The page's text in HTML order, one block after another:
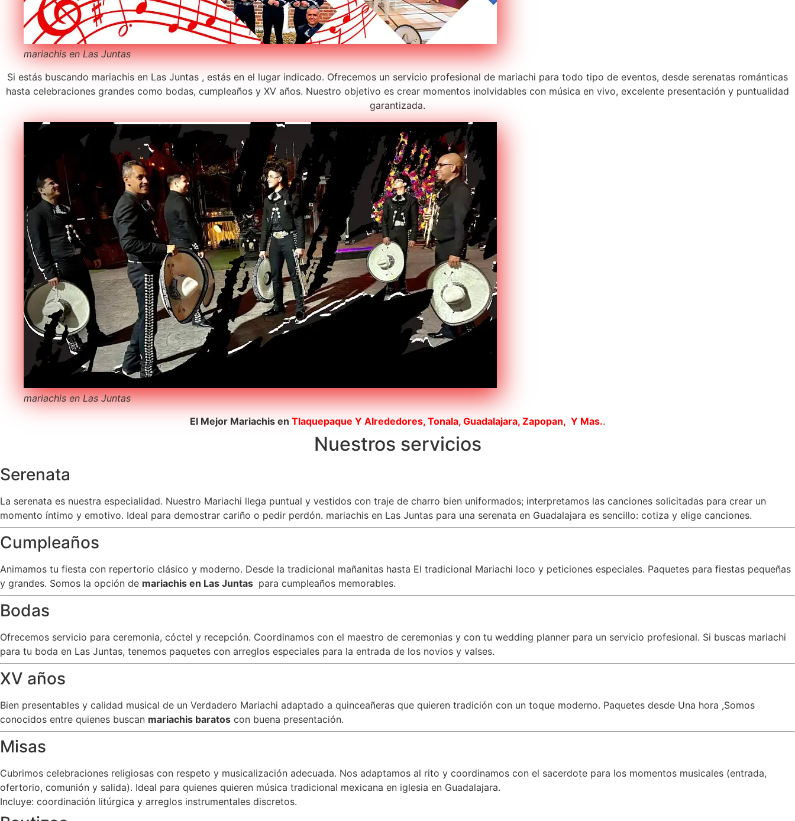
mariachis en Las Juntas
Si estás buscando mariachis en Las Juntas , estás en el lugar indicado. Ofrecemos un servicio profesional de mariachi para todo tipo de eventos, desde serenatas románticas
hasta celebraciones grandes como bodas, cumpleaños y XV años. Nuestro objetivo es crear momentos inolvidables con música en vivo, excelente presentación y puntualidad
garantizada.
mariachis en Las Juntas
El Mejor Mariachis en Tlaquepaque Y Alrededores, Tonala, Guadalajara, Zapopan, Y Mas..
Nuestros servicios
Serenata
La serenata es nuestra especialidad. Nuestro Mariachi llega puntual y vestidos con traje de charro bien uniformados; interpretamos las canciones solicitadas para crear un
momento íntimo y emotivo. Ideal para demostrar cariño o pedir perdón. mariachis en Las Juntas para una serenata en Guadalajara es sencillo: cotiza y elige canciones.
Cumpleaños
Animamos tu fiesta con repertorio clásico y moderno. Desde la tradicional mañanitas hasta El tradicional Mariachi loco y peticiones especiales. Paquetes para fiestas pequeñas
y grandes. Somos la opción de mariachis en Las Juntas para cumpleaños memorables.
Bodas
Ofrecemos servicio para ceremonia, cóctel y recepción. Coordinamos con el maestro de ceremonias y con tu wedding planner para un servicio profesional. Si buscas mariachi
para tu boda en Las Juntas, tenemos paquetes con arreglos especiales para la entrada de los novios y valses.
XV años
Bien presentables y calidad musical de un Verdadero Mariachi adaptado a quinceañeras que quieren tradición con un toque moderno. Paquetes desde Una hora ,Somos
conocidos entre quienes buscan mariachis baratos con buena presentación.
Misas
Cubrimos celebraciones religiosas con respeto y musicalización adecuada. Nos adaptamos al rito y coordinamos con el sacerdote para los momentos musicales (entrada,
ofertorio, comunión y salida). Ideal para quienes quieren música tradicional mexicana en iglesia en Guadalajara.
Incluye: coordinación litúrgica y arreglos instrumentales discretos.